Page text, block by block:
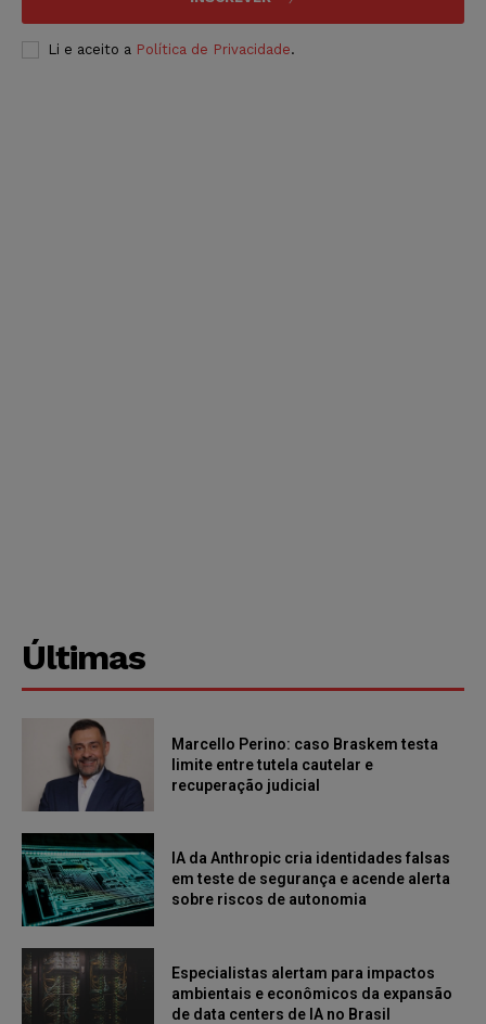
Li e aceito a Política de Privacidade.
Últimas
Marcello Perino: caso Braskem testa
limite entre tutela cautelar e
recuperação judicial
IA da Anthropic cria identidades falsas
em teste de segurança e acende alerta
sobre riscos de autonomia
Especialistas alertam para impactos
ambientais e econômicos da expansão
de data centers de IA no Brasil